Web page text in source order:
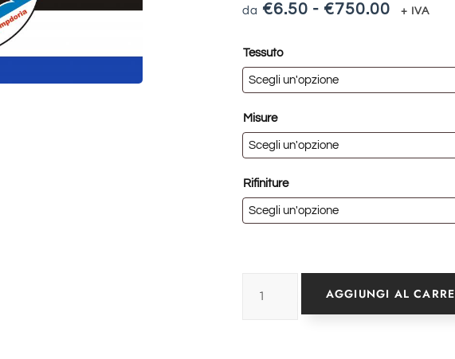
€6.50 - €750.00 + IVA
Tessuto
Misure
Rifiniture
AGGIUNGI AL